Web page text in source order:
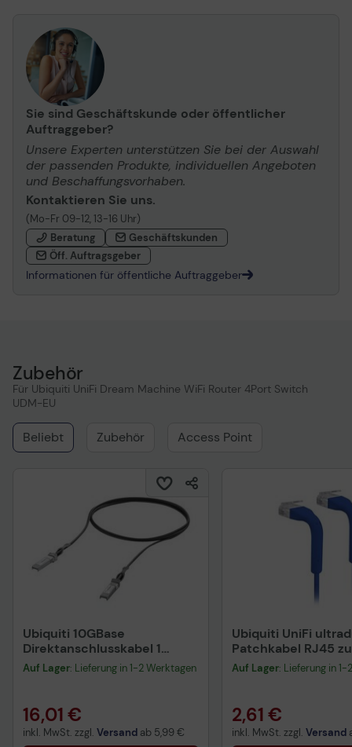
Sie sind Geschäftskunde oder öffentlicher
Auftraggeber?
Unsere Experten unterstützen Sie bei der Auswahl
der passenden Produkte, individuellen Angeboten
und Beschaffungsvorhaben.
Kontaktieren Sie uns.
(Mo-Fr 09-12, 13-16 Uhr)
Beratung
Geschäftskunden
Öff. Auftragsgeber
Informationen für öffentliche Auftraggeber
Zubehör
Für Ubiquiti UniFi Dream Machine WiFi Router 4Port Switch
UDM-EU
Beliebt Zubehör Access Point
Ubiquiti 10GBase
Direktanschlusskabel 1
Meter, Schwarz
Auf Lager: Lieferung in 1-2 Werktagen
16,01 €
inkl. MwSt. zzgl. Versand ab 5,99 €
Ubiquiti UniFi
Patchkabel RJ45
Cat6, 0.3m
Auf Lager: Lieferung in
2,61 €
inkl. MwSt. zzgl. Versand